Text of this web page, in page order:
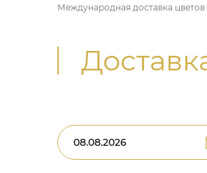
Международная доставка